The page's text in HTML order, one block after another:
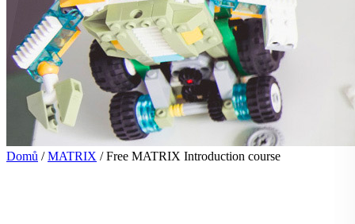
Domů /MATRIX / Free MATRIX Introduction course